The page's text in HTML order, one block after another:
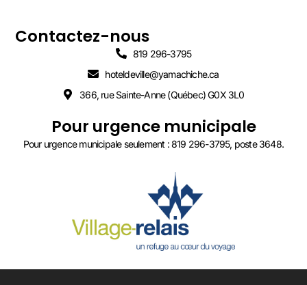
Contactez-nous
819 296-3795
hoteldeville@yamachiche.ca
366, rue Sainte-Anne (Québec) G0X 3L0
Pour urgence municipale
Pour urgence municipale seulement : 819 296-3795, poste 3648.